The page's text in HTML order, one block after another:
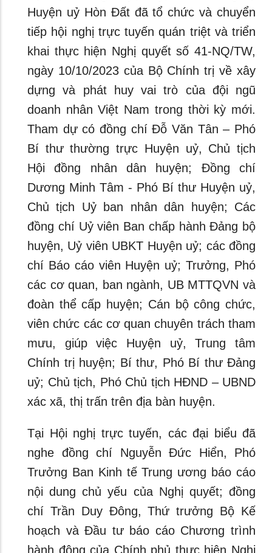
Huyện uỷ Hòn Đất đã tổ chức và chuyển
tiếp hội nghị trực tuyến quán triệt và triển
khai thực hiện Nghị quyết số 41-NQ/TW,
ngày 10/10/2023 của Bộ Chính trị về xây
dựng và phát huy vai trò của đội ngũ
doanh nhân Việt Nam trong thời kỳ mới.
Tham dự có đồng chí Đỗ Văn Tân – Phó
Bí thư thường trực Huyện uỷ, Chủ tịch
Hội đồng nhân dân huyện; Đồng chí
Dương Minh Tâm - Phó Bí thư Huyện uỷ,
Chủ tịch Uỷ ban nhân dân huyện; Các
đồng chí Uỷ viên Ban chấp hành Đảng bộ
huyện, Uỷ viên UBKT Huyện uỷ; các đồng
chí Báo cáo viên Huyện uỷ; Trưởng, Phó
các cơ quan, ban ngành, UB MTTQVN và
đoàn thể cấp huyện; Cán bộ công chức,
viên chức các cơ quan chuyên trách tham
mưu, giúp việc Huyện uỷ, Trung tâm
Chính trị huyện; Bí thư, Phó Bí thư Đảng
uỷ; Chủ tịch, Phó Chủ tịch HĐND – UBND
xác xã, thị trấn trên địa bàn huyện.
Tại Hội nghị trực tuyến, các đại biểu đã
nghe đồng chí Nguyễn Đức Hiển, Phó
Trưởng Ban Kinh tế Trung ương báo cáo
nội dung chủ yếu của Nghị quyết; đồng
chí Trần Duy Đông, Thứ trưởng Bộ Kế
hoạch và Đầu tư báo cáo Chương trình
hành động của Chính phủ thực hiện Nghị